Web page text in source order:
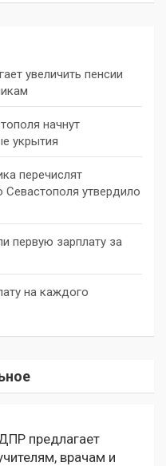
увеличить пенсии
начнут
укрытия
перечислят
Севастополя утвердило
первую зарплату за
на каждого
предлагает
врачам и